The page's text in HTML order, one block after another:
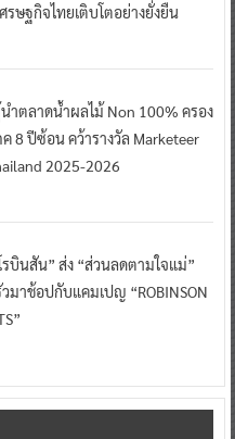
รษฐกิจไทยเติบโตอย่างยั่งยืน
ำตลาดน้ำผลไม้ Non 100% ครอง
8 ปีซ้อน คว้ารางวัล Marketeer
2025-2026
บินสัน” ส่ง “ส่วนลดตามใจแม่”
มาช้อปกับแคมเปญ “ROBINSON